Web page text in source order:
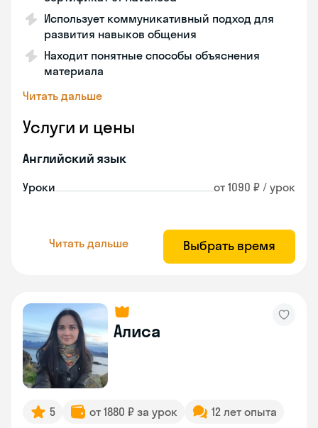
Использует коммуникативный подход для
развития навыков общения
Находит понятные способы объяснения
материала
Читать дальше
Услуги и цены
Английский язык
Уроки от 1090 ₽ / урок
Читать дальше Выбрать время
Алиса
5 от 1880 ₽ за урок 12 лет опыта